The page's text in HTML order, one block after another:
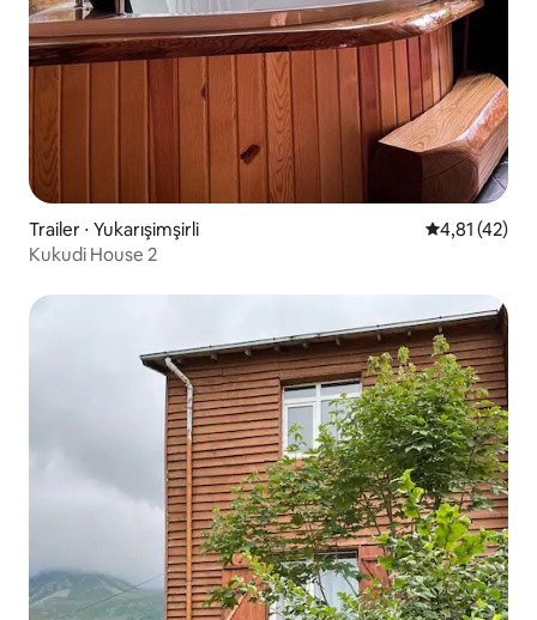
Trailer ⋅ Yukarışimşirli 4,81 de uma
4,81 (42)
Kukudi House 2